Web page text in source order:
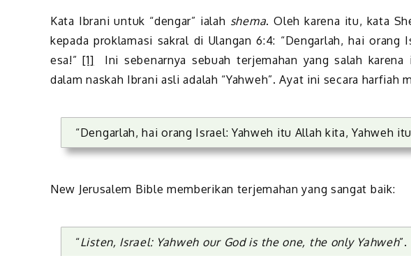
Kata Ibrani untuk “dengar” ialah shema. Oleh karena itu, kata
kepada proklamasi sakral di Ulangan 6:4: “Dengarlah, hai
esa!”[1] Ini sebenarnya sebuah terjemahan yang salah karena
dalam naskah Ibrani asli adalah “Yahweh”. Ayat ini secara harfiah
“Dengarlah, hai orang Israel: Yahweh itu Allah kita, Yahweh
New Jerusalem Bible memberikan terjemahan yang sangat baik:
“Listen, Israel: Yahweh our God is the one, the only Yahweh”.